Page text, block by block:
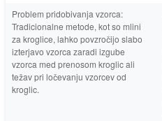
Problem pridobivanja vzorca:
Tradicionalne metode, kot so mlini
za kroglice, lahko povzročijo slabo
izterjavo vzorca zaradi izgube
vzorca med prenosom kroglic ali
težav pri ločevanju vzorcev od
kroglic.